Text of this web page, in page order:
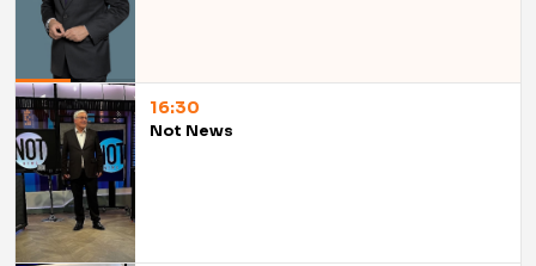
16:30
Not News